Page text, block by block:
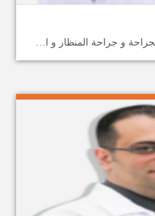
دكتور وائل النعسان، استشاري الجراحة و جراحة المنظار و السمنة في عمان اكتشف عالم الصحة والعافية في الأردن مع ميدكس، احصل على علاج وجراحة السمنة في الأردن من قبل أفضل الأطباء، خطط الآن لرحلتك العلاجية والاستشفائية معنا